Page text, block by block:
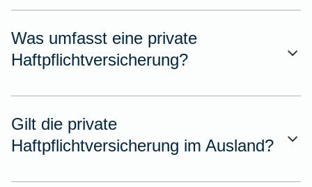
Was umfasst eine private
Haftpflichtversicherung?
Gilt die private
Haftpflichtversicherung im Ausland?